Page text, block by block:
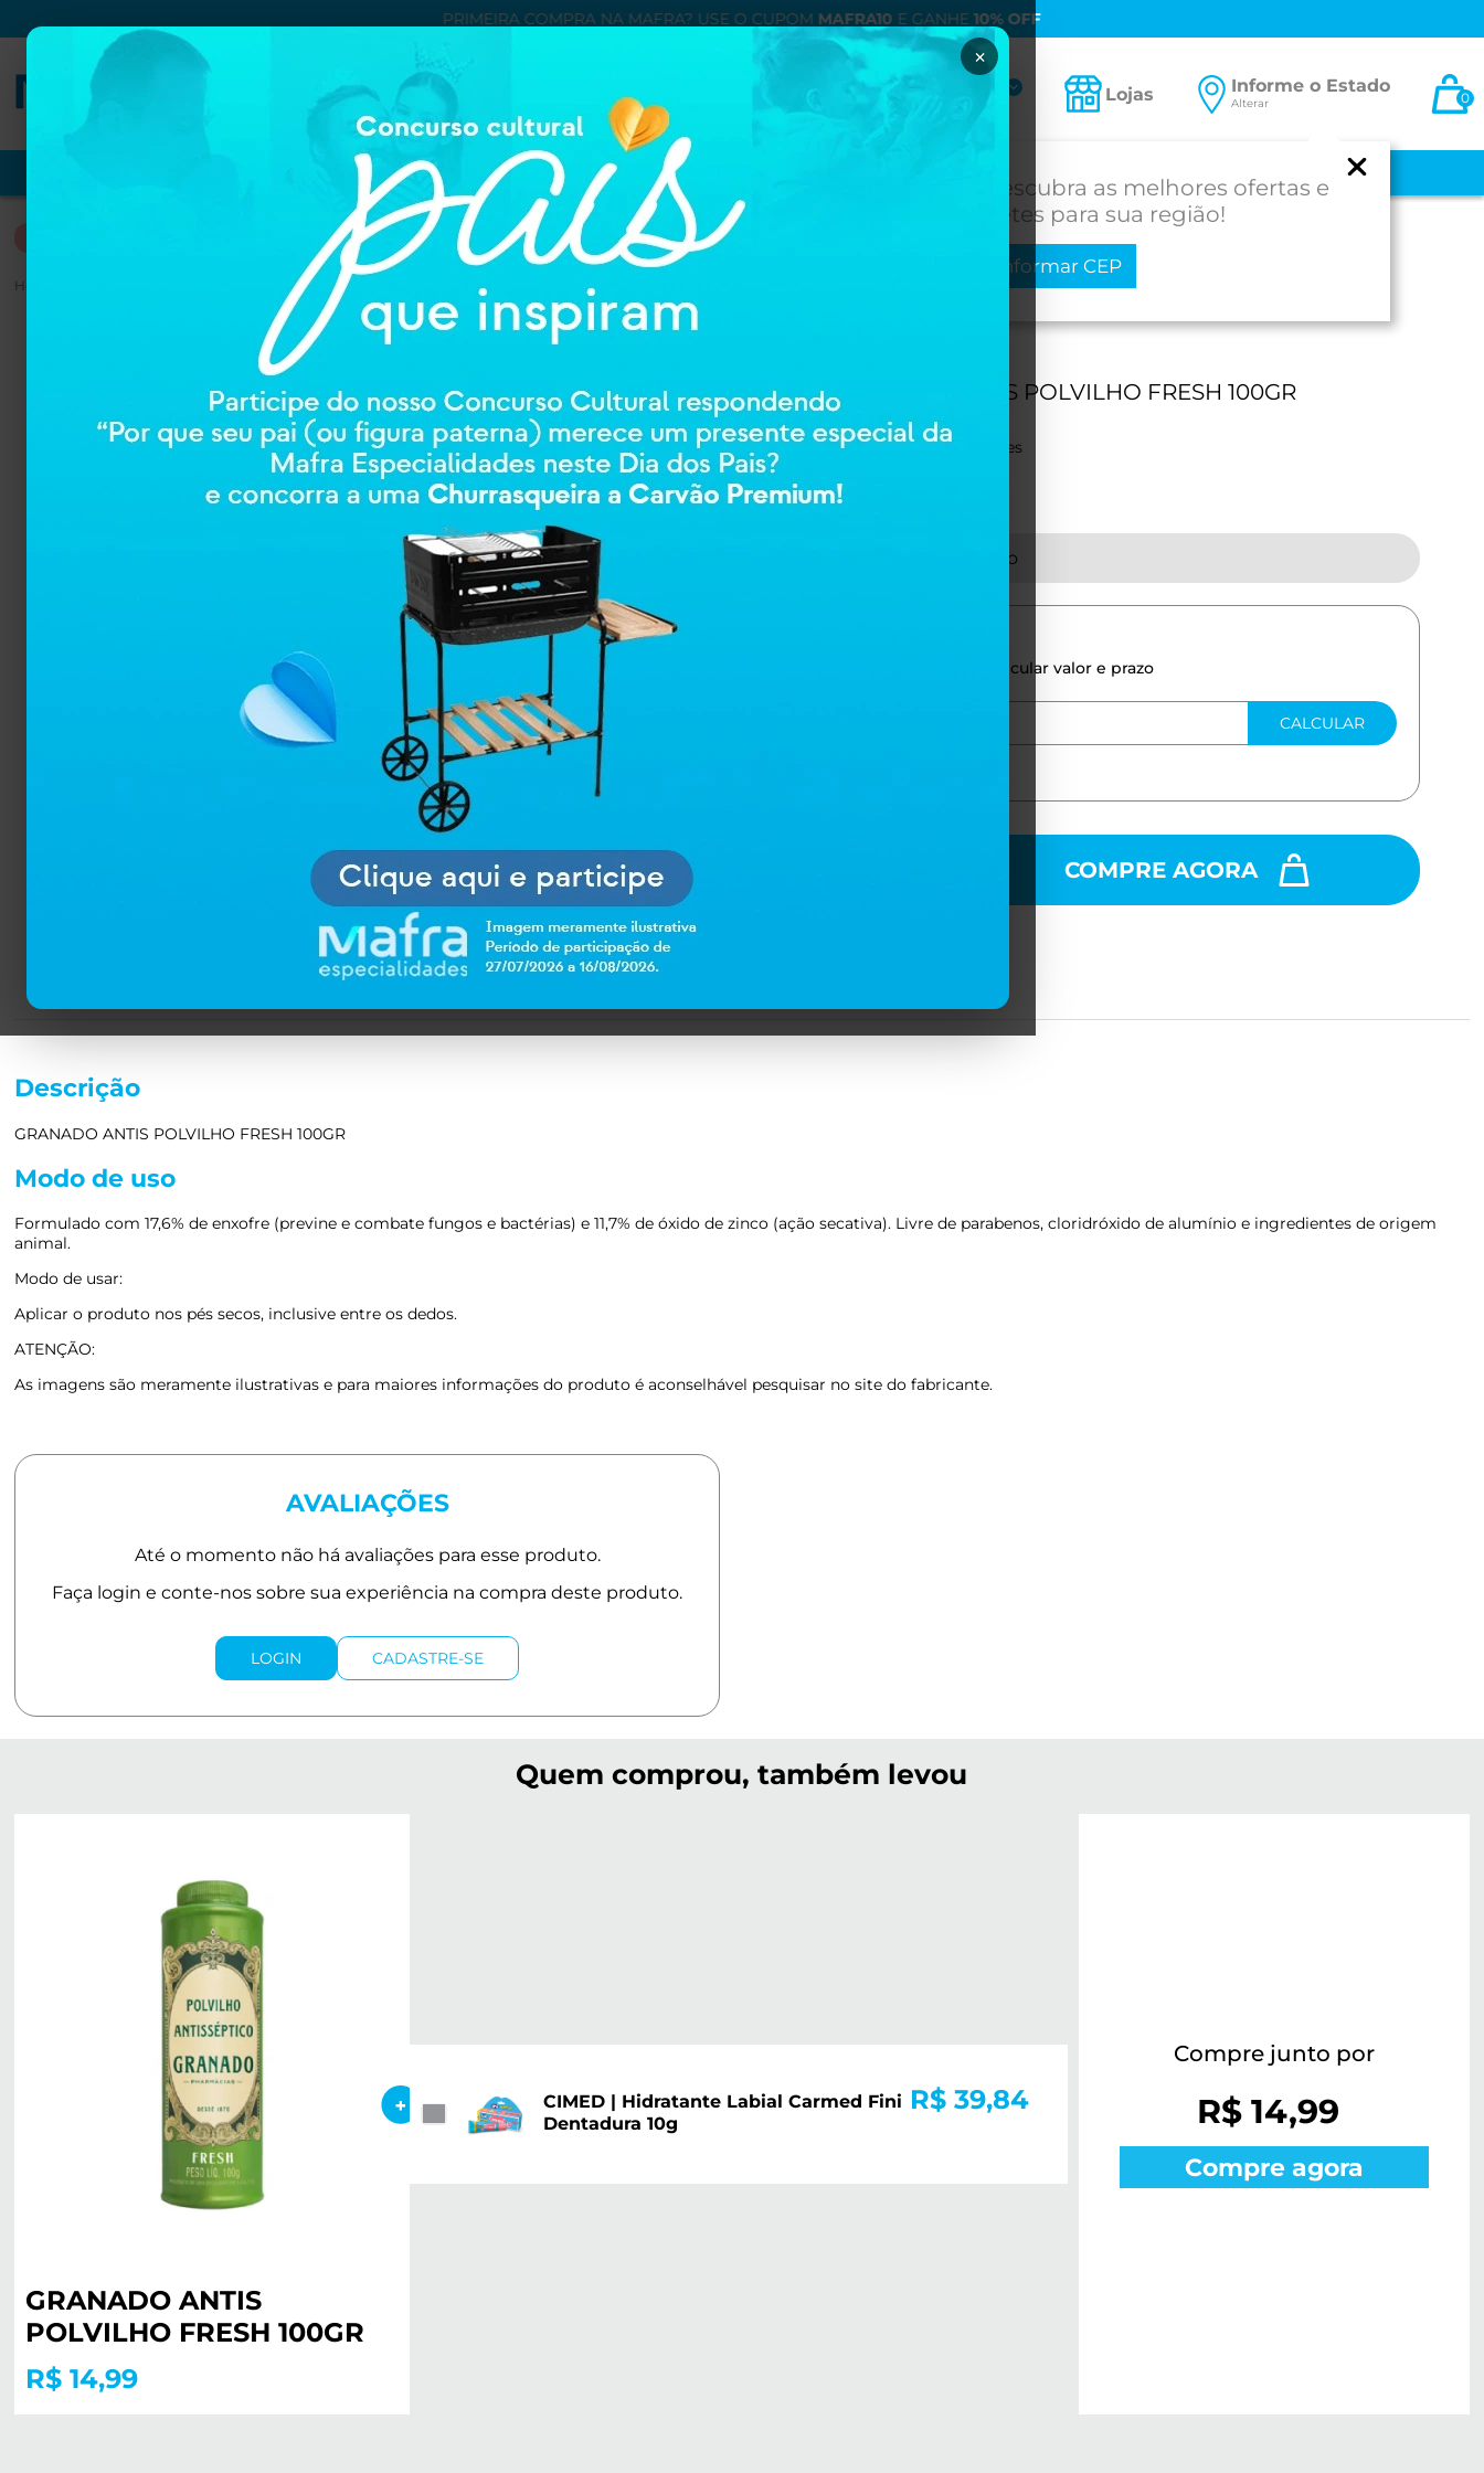
PRIMEIRA COMPRA NA MAFRA? USE O CUPOM MAFRA10 E GANHE 10% OFF
Minha conta
entre ou cadastre-se Lojas Informe o Estado
Alterar
Descubra as melhores ofertas e
fretes para sua região!
Informar CEP
0
NUTRIÇÃO DERMOCOSMÉTICOS ORTOPEDIA E REABILITAÇAO PROD. PARA SAÚDE
HIGIENE E CUIDADOS PESSOAIS
Home HIGIENE E CUIDADOS PESSOAIS
GRANADO ANTIS POLVILHO FRESH 100GR
0 avaliações
R$ 14,99
Selecione o estado
Insira o CEP para calcular valor e prazo
CALCULAR
COMPRE AGORA
Descrição
GRANADO ANTIS POLVILHO FRESH 100GR
Modo de uso
Formulado com 17,6% de enxofre (previne e combate fungos e bactérias) e 11,7% de óxido de zinco (ação secativa). Livre de parabenos, cloridróxido de alumínio e ingredientes de origem
animal.
Modo de usar:
Aplicar o produto nos pés secos, inclusive entre os dedos.
ATENÇÃO:
As imagens são meramente ilustrativas e para maiores informações do produto é aconselhável pesquisar no site do fabricante.
AVALIAÇÕES
LOGIN CADASTRE-SE
Quem comprou, também levou
GRANADO ANTIS
POLVILHO FRESH 100GR
R$ 14,99
CIMED | Hidratante Labial Carmed Fini
Dentadura 10g
R$ 39,84
Compre junto por
R$ 14,99
Compre agora
×